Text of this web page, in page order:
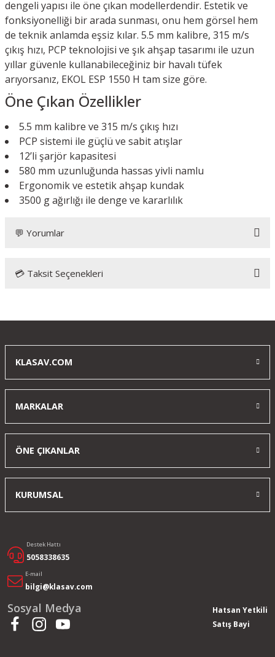
dengeli yapısı ile öne çıkan modellerdendir. Estetik ve
fonksiyonelliği bir arada sunması, onu hem görsel hem
de teknik anlamda eşsiz kılar. 5.5 mm kalibre, 315 m/s
çıkış hızı, PCP teknolojisi ve şık ahşap tasarımı ile uzun
yıllar güvenle kullanabileceğiniz bir havalı tüfek
arıyorsanız, EKOL ESP 1550 H tam size göre.
Öne Çıkan Özellikler
5.5 mm kalibre ve 315 m/s çıkış hızı
PCP sistemi ile güçlü ve sabit atışlar
12’li şarjör kapasitesi
580 mm uzunluğunda hassas yivli namlu
Ergonomik ve estetik ahşap kundak
3500 g ağırlığı ile denge ve kararlılık
💬 Yorumlar
Bu ürüne ilk yorumu siz yapın!
💳 Taksit Seçenekleri
KLASAV.COM
MARKALAR
ÖNE ÇIKANLAR
KURUMSAL
Destek Hattı
5058338635
E-mail
bilgi@klasav.com
Sosyal Medya
Hatsan Yetkili
Satış Bayi